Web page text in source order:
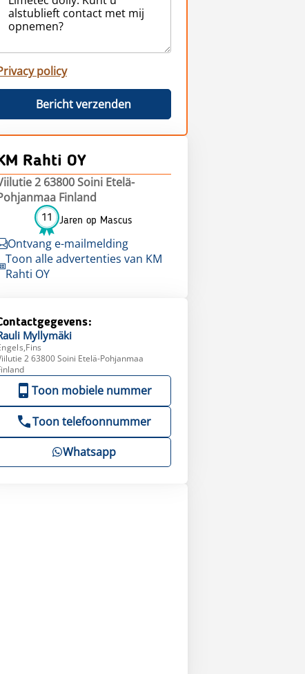
policy
Bericht verzenden
Rahti OY
2 63800 Soini Etelä-
Finland
11 Jaren op Mascus
Ontvang e-mailmelding
Toon alle advertenties van KM
Rahti OY
Myllymäki
2 63800 Soini Etelä-Pohjanmaa
Toon mobiele nummer
Toon telefoonnummer
Whatsapp